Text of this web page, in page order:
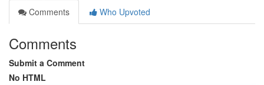
Comments
Who Upvoted
Comments
Submit a Comment
No HTML